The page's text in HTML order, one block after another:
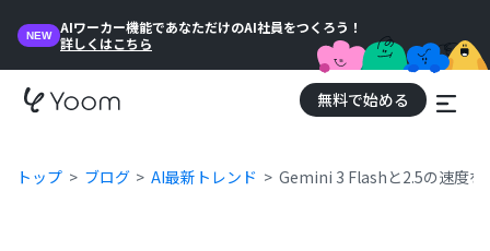
NEW
AIワーカー機能であなただけのAI社員をつくろう！
詳しくはこちら
無料で始める
トップ ブログ AI最新トレンド Gemini 3 Flashと2.5の速度